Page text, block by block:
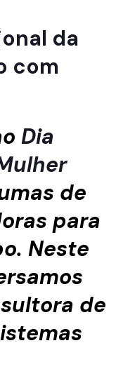
da
com
Dia
de
para
Neste
de